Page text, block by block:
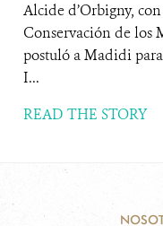
Alcide d’Orbigny,
Conservación de los
postuló a Madidi
I...
READ THE STORY